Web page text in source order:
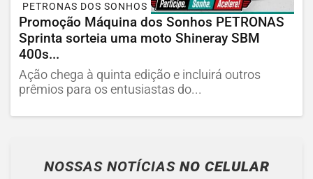
PETRONAS DOS SONHOS
Promoção Máquina dos Sonhos PETRONAS
Sprinta sorteia uma moto Shineray SBM
400s...
Ação chega à quinta edição e incluirá outros
prêmios para os entusiastas do...
NOSSAS NOTÍCIAS NO CELULAR